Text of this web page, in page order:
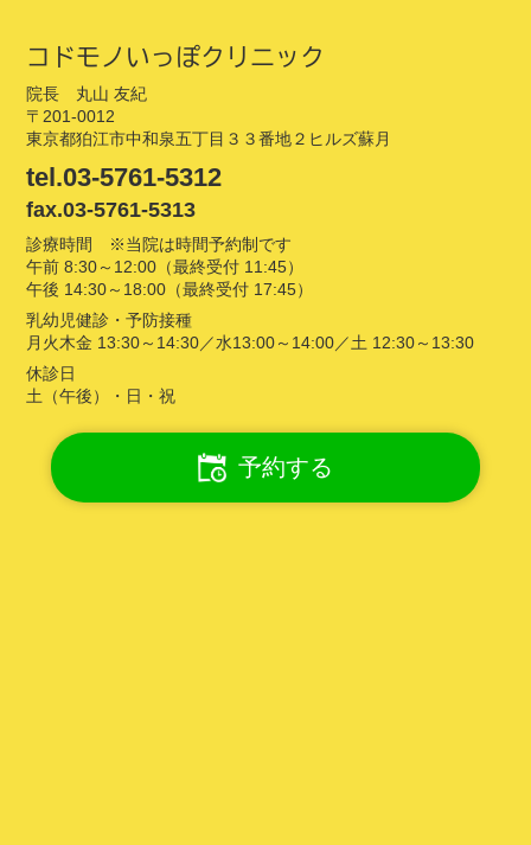
コドモノいっぽクリニック
院長 丸山 友紀
〒201-0012
東京都狛江市中和泉五丁目３３番地２ヒルズ蘇月
tel.03-5761-5312
fax.03-5761-5313
診療時間 ※当院は時間予約制です
午前 8:30～12:00（最終受付 11:45）
午後 14:30～18:00（最終受付 17:45）
乳幼児健診・予防接種
月火木金 13:30～14:30／水13:00～14:00／土 12:30～13:30
休診日
土（午後）・日・祝
予約する